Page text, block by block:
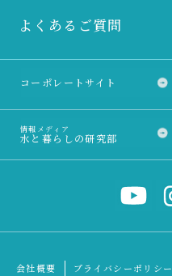
よくあるご質問
コーポレートサイト
情報メディア
水と暮らしの研究部
会社概要 プライバシーポリシー